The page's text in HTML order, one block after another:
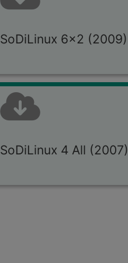
SoDiLinux 6x2 (2009)
SoDiLinux 4 All (2007)